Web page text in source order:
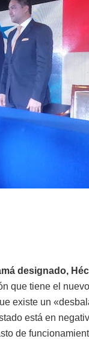
designado,
que tiene el
existe un
está en
de